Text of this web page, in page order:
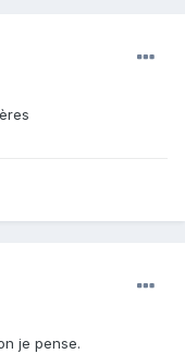
je pense.